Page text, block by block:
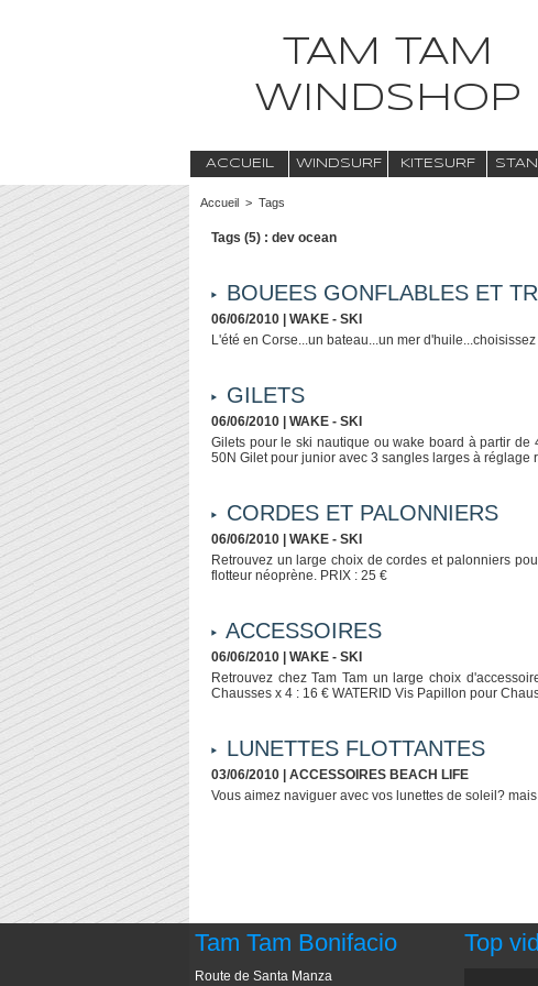
TAM TAM
WINDSHOP
ACCUEIL WINDSURF KITESURF
Accueil > Tags
Tags (5) : dev ocean
BOUEES GONFLABLES ET
06/06/2010
WAKE - SKI
L'été en Corse...un bateau...un mer
GILETS
06/06/2010
WAKE - SKI
Gilets pour le ski nautique ou wake board à partir de
50N Gilet pour junior avec 3 sangles larges à
CORDES ET PALONNIERS
06/06/2010
WAKE - SKI
Retrouvez un large choix de cordes et palonniers
flotteur néoprène. PRIX : 25 €
ACCESSOIRES
06/06/2010
WAKE - SKI
Retrouvez chez Tam Tam un large choix
Chausses x 4 : 16 € WATERID Vis Papillon pour
LUNETTES FLOTTANTES
03/06/2010
ACCESSOIRES BEACH LIFE
Vous aimez naviguer avec vos lunettes de soleil?
Tam Tam Bonifacio
Route de Santa Manza
Top